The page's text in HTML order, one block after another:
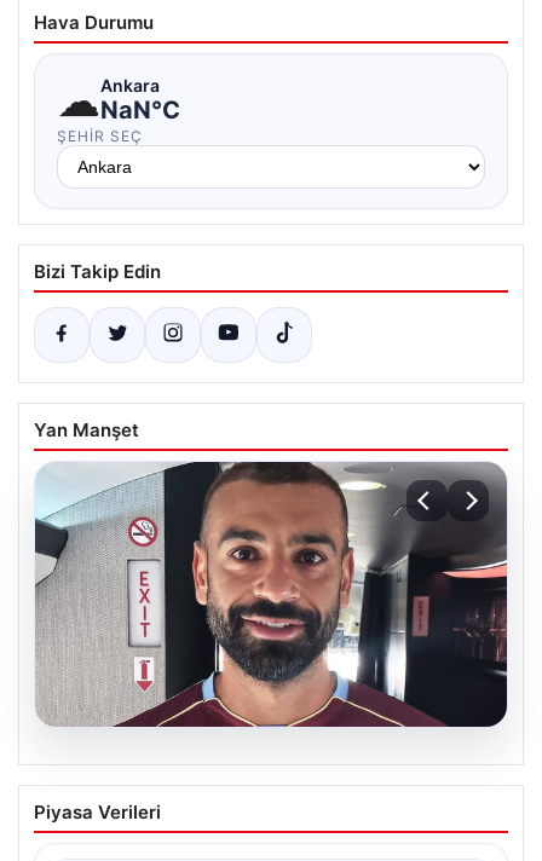
Hava Durumu
☁Ankara
NaN°C
ŞEHIR SEÇ
Bizi Takip Edin
Yan Manşet
Mohamed Salah daha maça çıkmadan
Victor Osimhen’i solladı!
Piyasa Verileri